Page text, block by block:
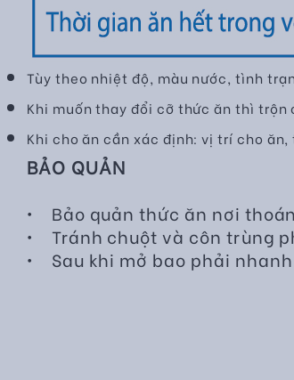
Tùy theo nhiệt độ, màu nước, tình
Khi muốn thay đổi cỡ thức ăn thì
Khi cho ăn cần xác định: vị trí cho
BẢO QUẢN
• Bảo quản thức ăn nơi
• Tránh chuột và côn trùng
• Sau khi mở bao phải